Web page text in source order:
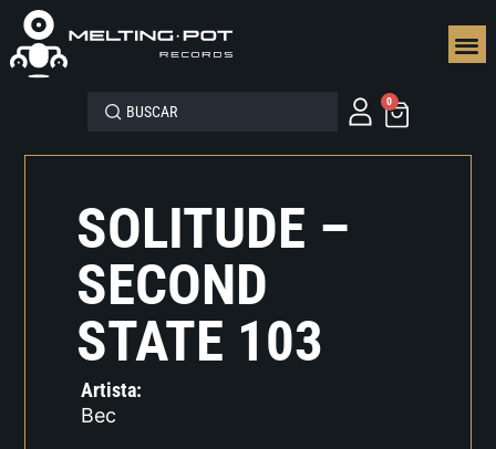
0
SOLITUDE –
SECOND
STATE 103
Artista:
Bec